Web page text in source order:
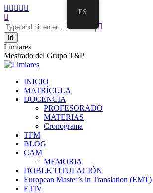
Saltar
al
contenido
Facebook
opens
in
new
window
Twitter
opens
in
new
window
Mail
opens
in
window
Instagram
opens
in
window
opens
in
window
Buscar:
Limiares
Mestrado del Grupo T&P
INICIO
MATRÍCULA
DOCENCIA
PROFESORADO
MATERIAS
Cronograma
TFM
BLOG
CAM
MEMORIA
DOBLE TITULACIÓN
European Master’s in Translation (EMT)
ETIV
ES